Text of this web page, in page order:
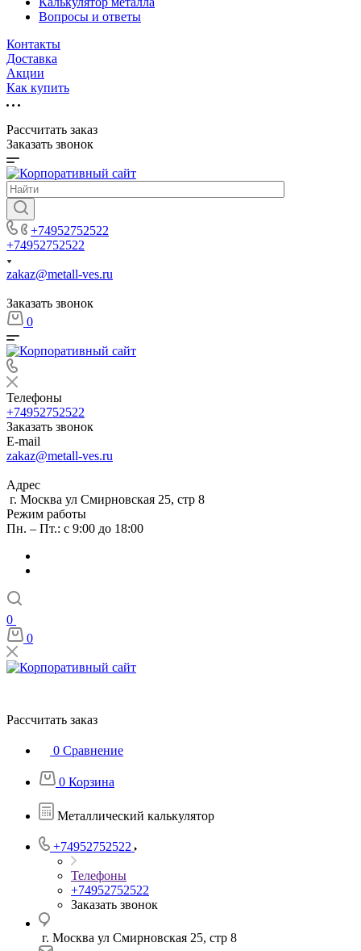
Вопросы и ответы
Контакты
Доставка
Акции
Как купить
Рассчитать заказ
Заказать звонок
+74952752522
+74952752522
zakaz@metall-ves.ru
Заказать звонок
0
Телефоны
+74952752522
Заказать звонок
E-mail
zakaz@metall-ves.ru
Адрес
г. Москва ул Смирновская 25, стр 8
Режим работы
Пн. – Пт.: с 9:00 до 18:00
0
0
Рассчитать заказ
0 Сравнение
0 Корзина
Металлический калькулятор
+74952752522
Телефоны
+74952752522
Заказать звонок
г. Москва ул Смирновская 25, стр 8